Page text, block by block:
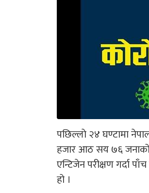
पछिल्लाे २४ घण्टामा
हजार आठ सय ७६ जनाको
एन्टिजेन परीक्षण गर्दा
हो ।